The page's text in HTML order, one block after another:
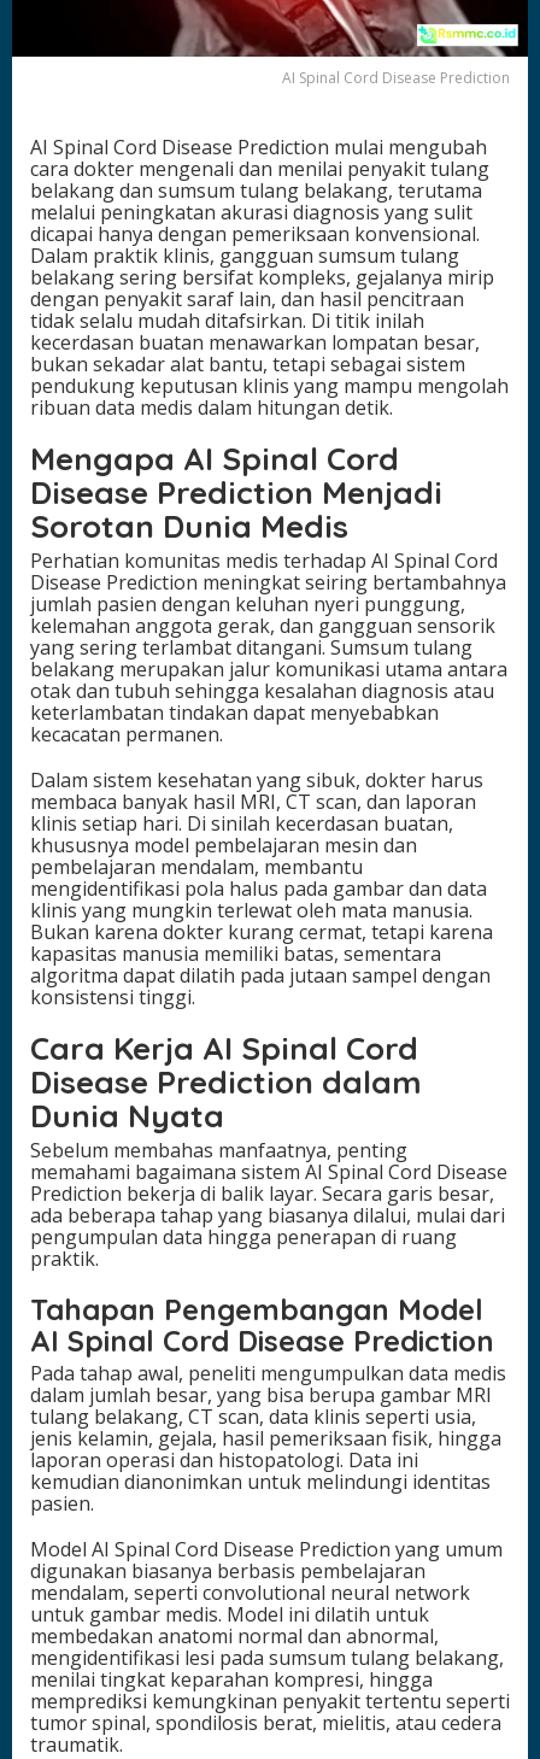
e
i
o
n
U
n
g
k
a
p
A
k
u
r
a
i
D
i
a
g
n
o
s
i
s
T
n
i
AI Spinal Cord Disease Prediction
AI Spinal Cord Disease Prediction mulai mengubah
cara dokter mengenali dan menilai penyakit tulang
belakang dan sumsum tulang belakang, terutama
melalui peningkatan akurasi diagnosis yang sulit
dicapai hanya dengan pemeriksaan konvensional.
Dalam praktik klinis, gangguan sumsum tulang
belakang sering bersifat kompleks, gejalanya mirip
dengan penyakit saraf lain, dan hasil pencitraan
tidak selalu mudah ditafsirkan. Di titik inilah
kecerdasan buatan menawarkan lompatan besar,
bukan sekadar alat bantu, tetapi sebagai sistem
pendukung keputusan klinis yang mampu mengolah
ribuan data medis dalam hitungan detik.
Mengapa AI Spinal Cord
Disease Prediction Menjadi
Sorotan Dunia Medis
Perhatian komunitas medis terhadap AI Spinal Cord
Disease Prediction meningkat seiring bertambahnya
jumlah pasien dengan keluhan nyeri punggung,
kelemahan anggota gerak, dan gangguan sensorik
yang sering terlambat ditangani. Sumsum tulang
belakang merupakan jalur komunikasi utama antara
otak dan tubuh sehingga kesalahan diagnosis atau
keterlambatan tindakan dapat menyebabkan
kecacatan permanen.
Dalam sistem kesehatan yang sibuk, dokter harus
membaca banyak hasil MRI, CT scan, dan laporan
klinis setiap hari. Di sinilah kecerdasan buatan,
khususnya model pembelajaran mesin dan
pembelajaran mendalam, membantu
mengidentifikasi pola halus pada gambar dan data
klinis yang mungkin terlewat oleh mata manusia.
Bukan karena dokter kurang cermat, tetapi karena
kapasitas manusia memiliki batas, sementara
algoritma dapat dilatih pada jutaan sampel dengan
konsistensi tinggi.
Cara Kerja AI Spinal Cord
Disease Prediction dalam
Dunia Nyata
Sebelum membahas manfaatnya, penting
memahami bagaimana sistem AI Spinal Cord Disease
Prediction bekerja di balik layar. Secara garis besar,
ada beberapa tahap yang biasanya dilalui, mulai dari
pengumpulan data hingga penerapan di ruang
praktik.
Tahapan Pengembangan Model
AI Spinal Cord Disease Prediction
Pada tahap awal, peneliti mengumpulkan data medis
dalam jumlah besar, yang bisa berupa gambar MRI
tulang belakang, CT scan, data klinis seperti usia,
jenis kelamin, gejala, hasil pemeriksaan fisik, hingga
laporan operasi dan histopatologi. Data ini
kemudian dianonimkan untuk melindungi identitas
pasien.
Model AI Spinal Cord Disease Prediction yang umum
digunakan biasanya berbasis pembelajaran
mendalam, seperti convolutional neural network
untuk gambar medis. Model ini dilatih untuk
membedakan anatomi normal dan abnormal,
mengidentifikasi lesi pada sumsum tulang belakang,
menilai tingkat keparahan kompresi, hingga
memprediksi kemungkinan penyakit tertentu seperti
tumor spinal, spondilosis berat, mielitis, atau cedera
traumatik.